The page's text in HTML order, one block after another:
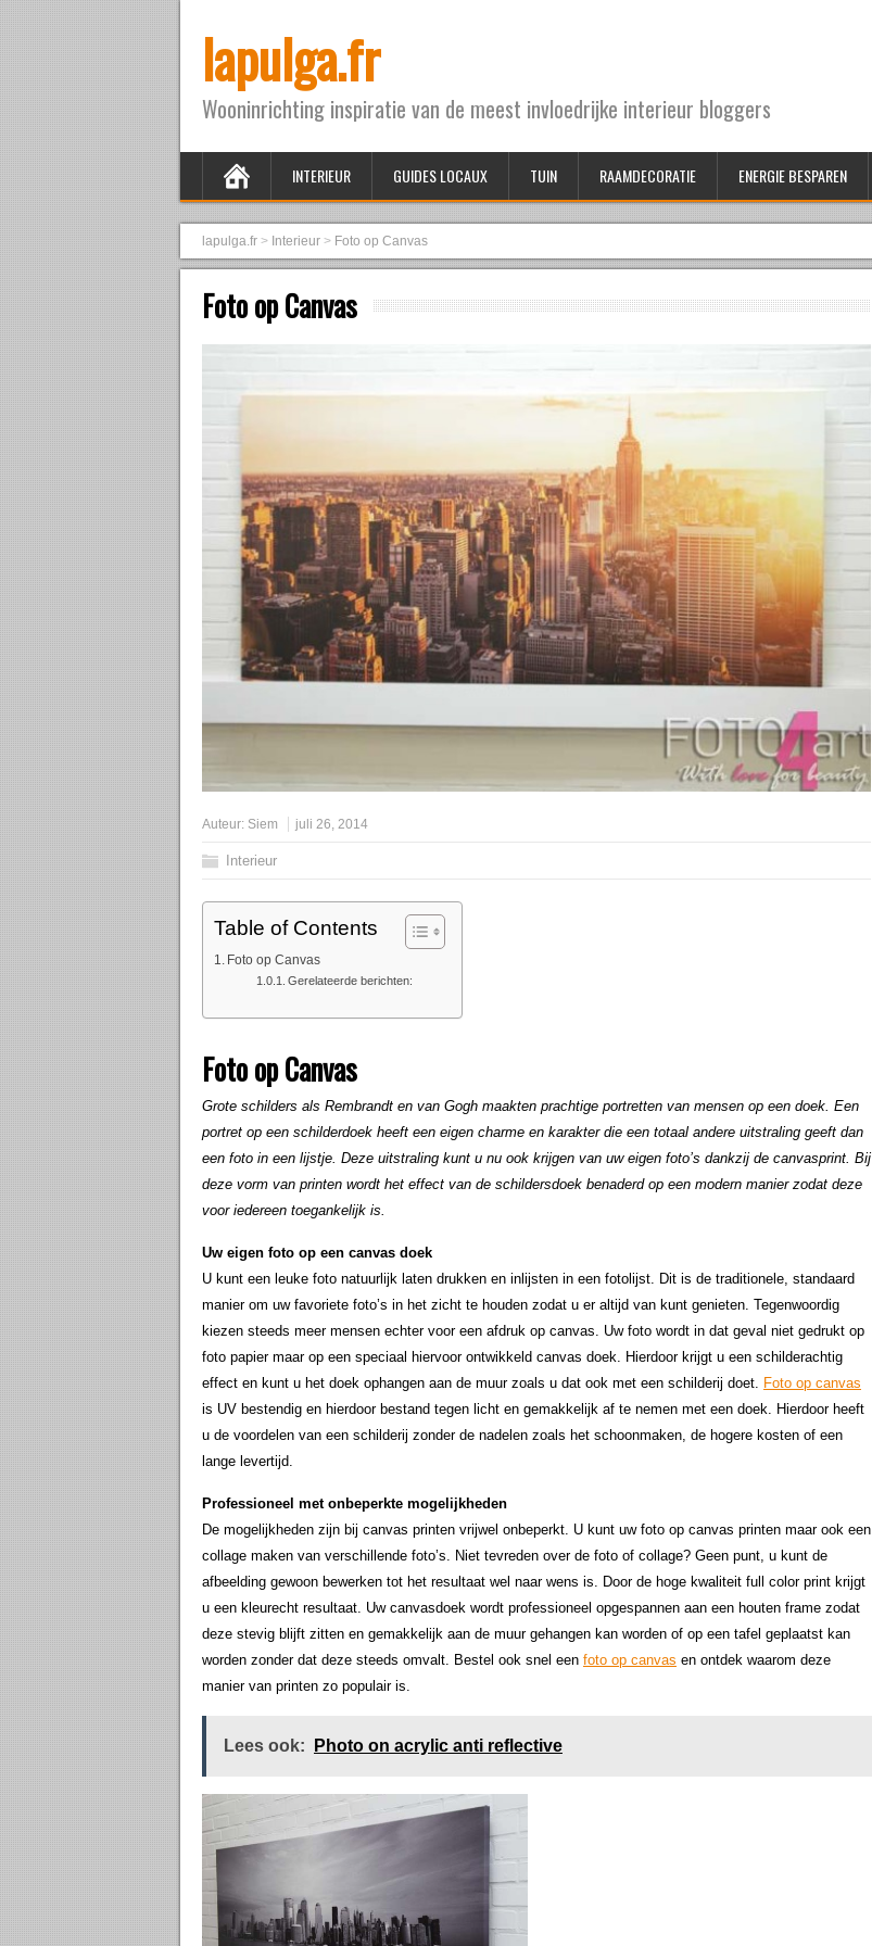
lapulga.fr
Wooninrichting inspiratie van de meest invloedrijke interieur bloggers
INTERIEUR GUIDES LOCAUX TUIN RAAMDECORATIE ENERGIE BESPAREN
lapulga.fr > Interieur > Foto op Canvas
Foto op Canvas
Auteur: Siem juli 26, 2014
Interieur
Table of Contents
Foto op Canvas
Gerelateerde berichten:
Foto op Canvas
Grote schilders als Rembrandt en van Gogh maakten prachtige portretten van mensen op een doek. Een
portret op een schilderdoek heeft een eigen charme en karakter die een totaal andere uitstraling geeft dan
een foto in een lijstje. Deze uitstraling kunt u nu ook krijgen van uw eigen foto’s dankzij de canvasprint. Bij
deze vorm van printen wordt het effect van de schildersdoek benaderd op een modern manier zodat deze
voor iedereen toegankelijk is.
Uw eigen foto op een canvas doek
U kunt een leuke foto natuurlijk laten drukken en inlijsten in een fotolijst. Dit is de traditionele, standaard
manier om uw favoriete foto’s in het zicht te houden zodat u er altijd van kunt genieten. Tegenwoordig
kiezen steeds meer mensen echter voor een afdruk op canvas. Uw foto wordt in dat geval niet gedrukt op
foto papier maar op een speciaal hiervoor ontwikkeld canvas doek. Hierdoor krijgt u een schilderachtig
effect en kunt u het doek ophangen aan de muur zoals u dat ook met een schilderij doet. Foto op canvas
is UV bestendig en hierdoor bestand tegen licht en gemakkelijk af te nemen met een doek. Hierdoor heeft
u de voordelen van een schilderij zonder de nadelen zoals het schoonmaken, de hogere kosten of een
lange levertijd.
Professioneel met onbeperkte mogelijkheden
De mogelijkheden zijn bij canvas printen vrijwel onbeperkt. U kunt uw foto op canvas printen maar ook een
collage maken van verschillende foto’s. Niet tevreden over de foto of collage? Geen punt, u kunt de
afbeelding gewoon bewerken tot het resultaat wel naar wens is. Door de hoge kwaliteit full color print krijgt
u een kleurecht resultaat. Uw canvasdoek wordt professioneel opgespannen aan een houten frame zodat
deze stevig blijft zitten en gemakkelijk aan de muur gehangen kan worden of op een tafel geplaatst kan
worden zonder dat deze steeds omvalt. Bestel ook snel een foto op canvas en ontdek waarom deze
manier van printen zo populair is.
Lees ook: Photo on acrylic anti reflective